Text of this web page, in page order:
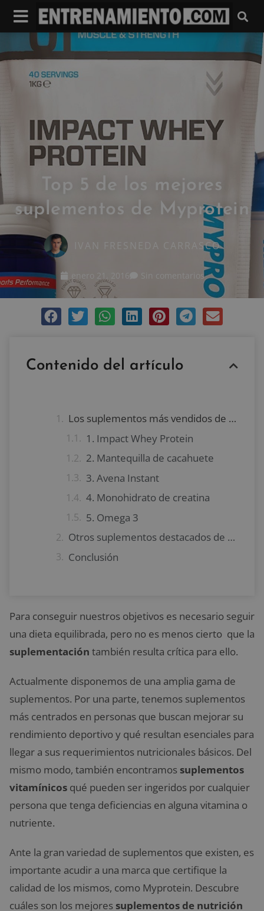
Top 5 de los mejores
suplementos de Myprotein
IVAN FRESNEDA CARRASCO
enero 21, 2016 Sin comentarios
Contenido del artículo
Los suplementos más vendidos de Myprotein
1. Impact Whey Protein
2. Mantequilla de cacahuete
3. Avena Instant
4. Monohidrato de creatina
5. Omega 3
Otros suplementos destacados de Myprotein
Conclusión
Para conseguir nuestros objetivos es necesario seguir
una dieta equilibrada, pero no es menos cierto que la
suplementación también resulta crítica para ello.
Actualmente disponemos de una amplia gama de
suplementos. Por una parte, tenemos suplementos
más centrados en personas que buscan mejorar su
rendimiento deportivo y qué resultan esenciales para
llegar a sus requerimientos nutricionales básicos. Del
mismo modo, también encontramos suplementos
vitamínicos qué pueden ser ingeridos por cualquier
persona que tenga deficiencias en alguna vitamina o
nutriente.
Ante la gran variedad de suplementos que existen, es
importante acudir a una marca que certifique la
calidad de los mismos, como Myprotein. Descubre
cuáles son los mejores suplementos de nutrición